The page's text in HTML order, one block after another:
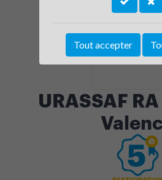
URASSAF
Tout accepter